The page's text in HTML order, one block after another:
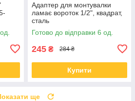
Адаптер для монтувалки
ламає вороток 1/2", квадрат,
сталь
Готово до відправки 6 од.
245 ₴ 284 ₴
Купити
ще